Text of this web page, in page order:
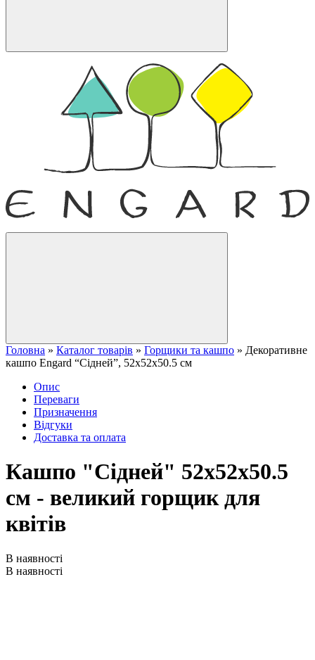
Головна » Каталог товарів » Горщики та кашпо » Декоративне
кашпо Engard “Сідней”, 52x52x50.5 см
Опис
Переваги
Призначення
Відгуки
Доставка та оплата
Кашпо "Сідней" 52x52x50.5
см - великий горщик для
квітів
В наявності
В наявності